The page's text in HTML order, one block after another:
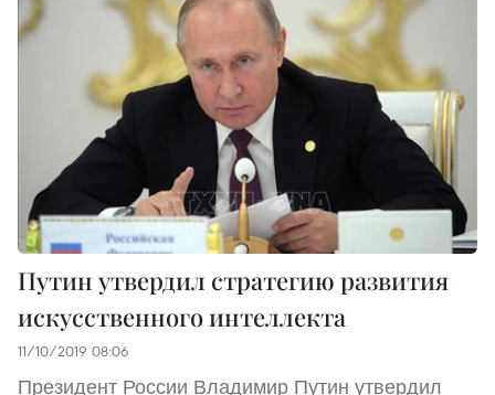
Путин утвердил стратегию развития
искусственного интеллекта
11/10/2019 08:06
Президент России Владимир Путин утвердил